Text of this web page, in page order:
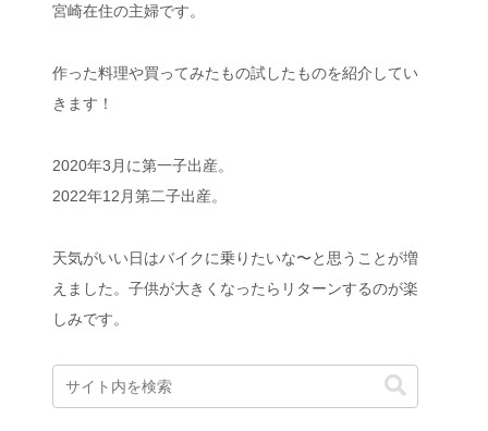
宮崎在住の主婦です。
作った料理や買ってみたもの試したものを紹介してい
きます！
2020年3月に第一子出産。
2022年12月第二子出産。
天気がいい日はバイクに乗りたいな〜と思うことが増
えました。子供が大きくなったらリターンするのが楽
しみです。